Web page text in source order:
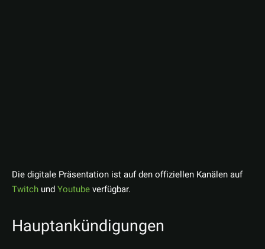
Die digitale Präsentation ist auf den offiziellen Kanälen auf
Twitch undYoutubeverfügbar.
Hauptankündigungen